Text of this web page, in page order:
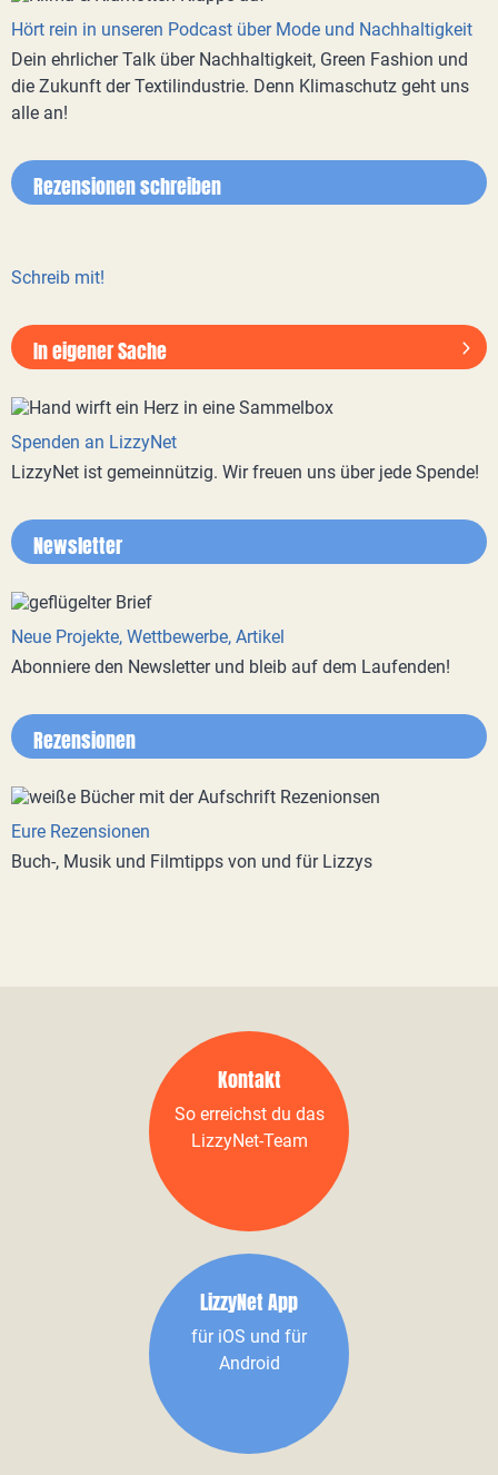
Hört rein in unseren Podcast über Mode und Nachhaltigkeit
Dein ehrlicher Talk über Nachhaltigkeit, Green Fashion und
die Zukunft der Textilindustrie. Denn Klimaschutz geht uns
alle an!
Rezensionen schreiben
Schreib mit!
In eigener Sache
Spenden an LizzyNet
LizzyNet ist gemeinnützig. Wir freuen uns über jede Spende!
Newsletter
Neue Projekte, Wettbewerbe, Artikel
Abonniere den Newsletter und bleib auf dem Laufenden!
Rezensionen
Eure Rezensionen
Buch-, Musik und Filmtipps von und für Lizzys
Kontakt
So erreichst du das
LizzyNet-Team
LizzyNet App
für iOS und für
Android